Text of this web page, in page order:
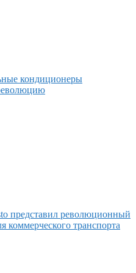
кондиционеры
представил революционный
коммерческого транспорта